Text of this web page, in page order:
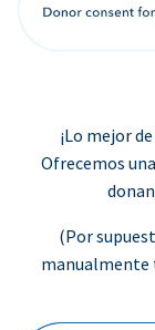
¡Lo mejor
Ofrecemos
(Por
manualmente